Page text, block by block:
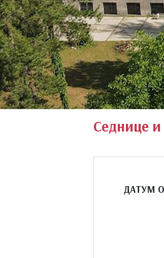
Седнице
ДАТУМ